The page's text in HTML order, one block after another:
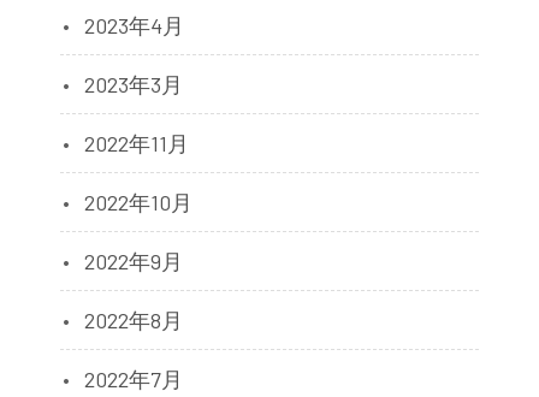
2023年4月
2023年3月
2022年11月
2022年10月
2022年9月
2022年8月
2022年7月